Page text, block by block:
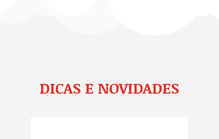
DICAS E NOVIDADES